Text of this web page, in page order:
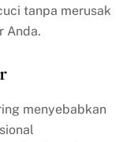
tanpa merusak
Anda.
menyebabkan